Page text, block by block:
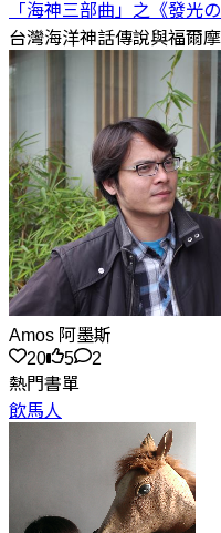
「海神三部曲」之《發光
台灣海洋神話傳說與福爾
Amos 阿墨斯
20
5
2
熱門書單
飲馬人